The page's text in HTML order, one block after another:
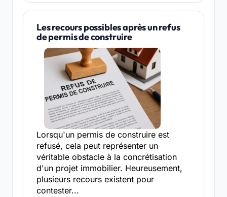
Les recours possibles après un refus
de permis de construire
Lorsqu'un permis de construire est
refusé, cela peut représenter un
véritable obstacle à la concrétisation
d'un projet immobilier. Heureusement,
plusieurs recours existent pour
contester...